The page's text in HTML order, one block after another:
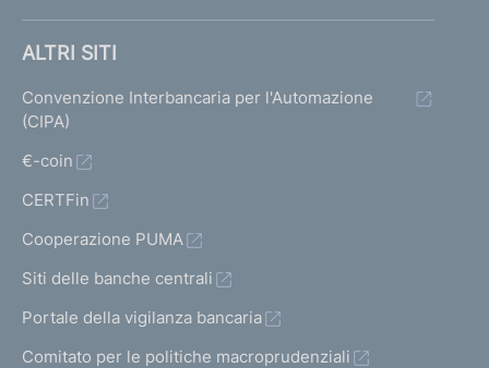
ALTRI SITI
Convenzione Interbancaria per l'Automazione
(CIPA)
€-coin
CERTFin
Cooperazione PUMA
Siti delle banche centrali
Portale della vigilanza bancaria
Comitato per le politiche macroprudenziali